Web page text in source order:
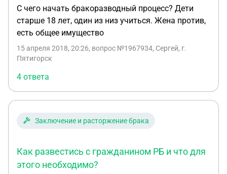
С чего начать бракоразводный процесс? Дети
старше 18 лет, один из низ учиться. Жена против,
есть общее имущество
15 апреля 2018, 20:26, вопрос №1967934, Сергей, г.
Пятигорск
4 ответа
Заключение и расторжение брака
Как развестись с гражданином РБ и что для
этого необходимо?